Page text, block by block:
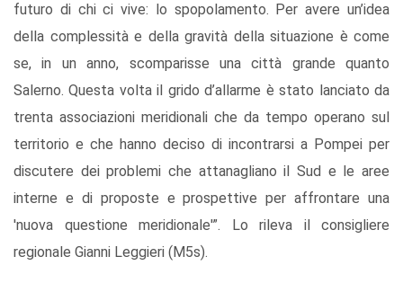
futuro di chi ci vive: lo spopolamento. Per avere un’idea
della complessità e della gravità della situazione è come
se, in un anno, scomparisse una città grande quanto
Salerno. Questa volta il grido d’allarme è stato lanciato da
trenta associazioni meridionali che da tempo operano sul
territorio e che hanno deciso di incontrarsi a Pompei per
discutere dei problemi che attanagliano il Sud e le aree
interne e di proposte e prospettive per affrontare una
'nuova questione meridionale'”. Lo rileva il consigliere
regionale Gianni Leggieri (M5s).